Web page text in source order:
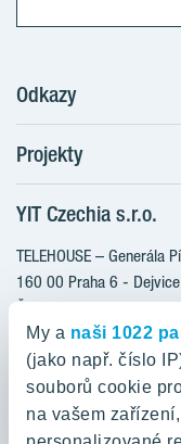
My a naši 1022
(jako např. číslo
souborů cookie
na vašem
Odkazy
Postup koupě
Klientské změny
Aktuality
Blog
Kariéra
O nás
YIT PLUS
Projekty
RANTA Barrandov III
RANTA Barrandov IV
TOIVO Roztyly II
KALEVALA
VIRTA Kladno
KATTILA Kamýk
YIT Czechia s.r.o.
TELEHOUSE – Generála
160 00 Praha 6 - Dejvice
Česká republika
800 200 666
domov@yit.cz